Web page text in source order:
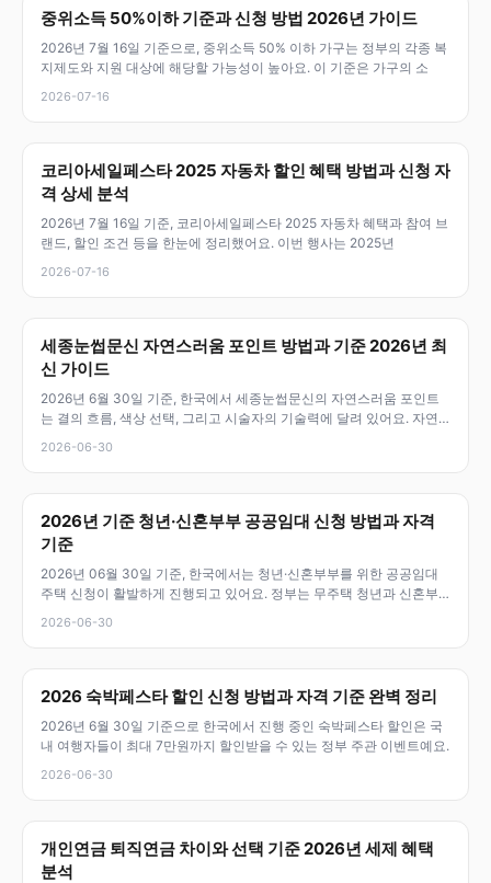
중위소득 50%이하 기준과 신청 방법 2026년 가이드
2026년 7월 16일 기준으로, 중위소득 50% 이하 가구는 정부의 각종 복
지제도와 지원 대상에 해당할 가능성이 높아요. 이 기준은 가구의 소
2026-07-16
코리아세일페스타 2025 자동차 할인 혜택 방법과 신청 자
격 상세 분석
2026년 7월 16일 기준, 코리아세일페스타 2025 자동차 혜택과 참여 브
랜드, 할인 조건 등을 한눈에 정리했어요. 이번 행사는 2025년
2026-07-16
세종눈썹문신 자연스러움 포인트 방법과 기준 2026년 최
신 가이드
2026년 6월 30일 기준, 한국에서 세종눈썹문신의 자연스러움 포인트
는 결의 흐름, 색상 선택, 그리고 시술자의 기술력에 달려 있어요. 자연
2026-06-30
2026년 기준 청년·신혼부부 공공임대 신청 방법과 자격
기준
2026년 06월 30일 기준, 한국에서는 청년·신혼부부를 위한 공공임대
주택 신청이 활발하게 진행되고 있어요. 정부는 무주택 청년과 신혼부
2026-06-30
2026 숙박페스타 할인 신청 방법과 자격 기준 완벽 정리
2026년 6월 30일 기준으로 한국에서 진행 중인 숙박페스타 할인은 국
내 여행자들이 최대 7만원까지 할인받을 수 있는 정부 주관 이벤트예요.
2026-06-30
개인연금 퇴직연금 차이와 선택 기준 2026년 세제 혜택
분석